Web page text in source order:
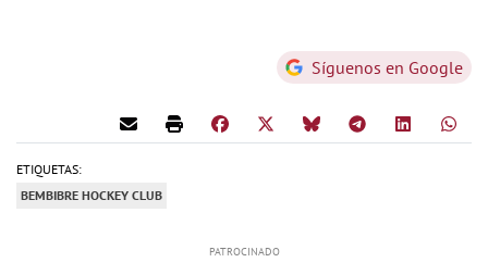
Síguenos en Google
ETIQUETAS:
BEMBIBRE HOCKEY CLUB